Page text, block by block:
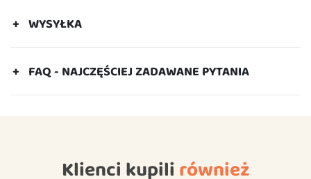
WYSYŁKA
FAQ - NAJCZĘŚCIEJ ZADAWANE PYTANIA
Klienci kupili również